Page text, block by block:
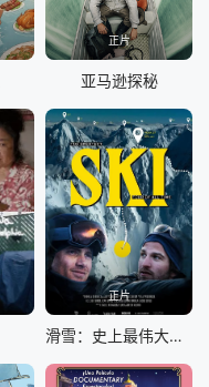
正片
亚马逊探秘
正片
滑雪：史上最伟大的滑雪之旅